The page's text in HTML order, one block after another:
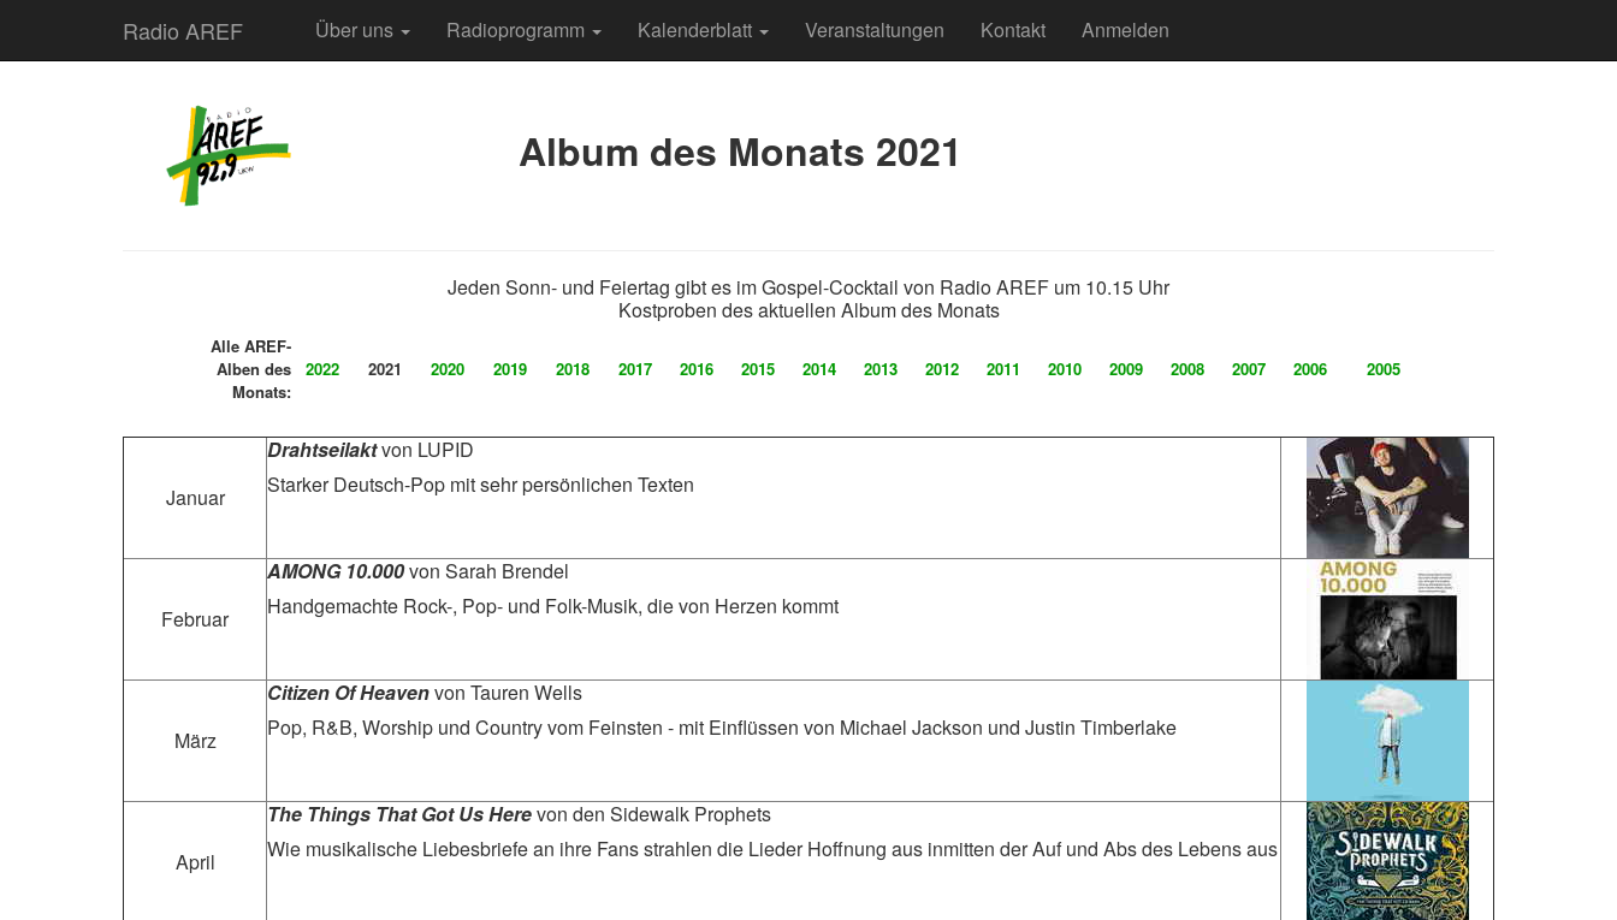
Radio AREF Über uns Radioprogramm Kalenderblatt Veranstaltungen Kontakt Anmelden
Album des Monats 2021
Jeden Sonn- und Feiertag gibt es im Gospel-Cocktail von Radio AREF um 10.15 Uhr
Kostproben des aktuellen Album des Monats
Alle AREF-
Alben des
Monats:
2022 2021 2020 2019 2018 2017 2016 2015 2014 2013 2012 2011 2010 2009 2008 2007 2006 2005
Januar
Drahtseilaktvon LUPID
Starker Deutsch-Pop mit sehr persönlichen Texten
Februar
AMONG 10.000von Sarah Brendel
Handgemachte Rock-, Pop- und Folk-Musik, die von Herzen kommt
März
Citizen Of Heavenvon Tauren Wells
Pop, R&B, Worship und Country vom Feinsten - mit Einflüssen von Michael Jackson und Justin Timberlake
April
The Things That Got Us Herevon den Sidewalk Prophets
Wie musikalische Liebesbriefe an ihre Fans strahlen die Lieder Hoffnung aus inmitten der Auf und Abs des Lebens aus